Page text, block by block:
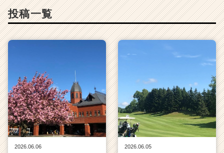
投稿一覧
2026.06.06
2026.06.05